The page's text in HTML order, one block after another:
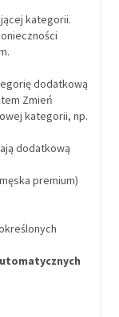
kategorii.
dodatkową
Zmień
kategorii, np.
dodatkową
premium)